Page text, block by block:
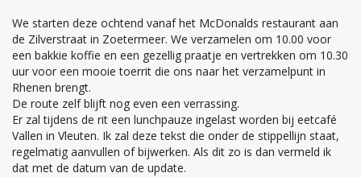
We starten deze ochtend vanaf het McDonalds restaurant aan
de Zilverstraat in Zoetermeer. We verzamelen om 10.00 voor
een bakkie koffie en een gezellig praatje en vertrekken om 10.30
uur voor een mooie toerrit die ons naar het verzamelpunt in
Rhenen brengt.
De route zelf blijft nog even een verrassing.
Er zal tijdens de rit een lunchpauze ingelast worden bij eetcafé
Vallen in Vleuten. Ik zal deze tekst die onder de stippellijn staat,
regelmatig aanvullen of bijwerken. Als dit zo is dan vermeld ik
dat met de datum van de update.